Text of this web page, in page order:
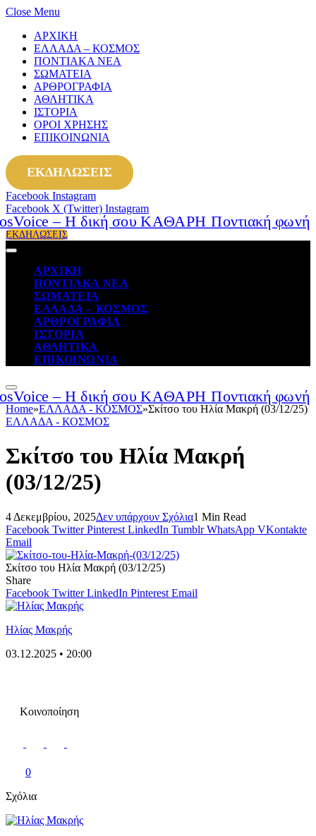
Close Menu
ΑΡΧΙΚΗ
ΕΛΛΑΔΑ – ΚΟΣΜΟΣ
ΠΟΝΤΙΑΚΑ ΝΕΑ
ΣΩΜΑΤΕΙΑ
ΑΡΘΡΟΓΡΑΦΙΑ
ΑΘΛΗΤΙΚΑ
ΙΣΤΟΡΙΑ
ΟΡΟΙ ΧΡΗΣΗΣ
ΕΠΙΚΟΙΝΩΝΙΑ
ΕΚΔΗΛΩΣΕΙΣ
Facebook Instagram
Facebook X (Twitter) Instagram
ΕΚΔΗΛΩΣΕΙΣ
ΑΡΧΙΚΗ
ΠΟΝΤΙΑΚΑ ΝΕΑ
ΣΩΜΑΤΕΙΑ
ΕΛΛΑΔΑ – ΚΟΣΜΟΣ
ΑΡΘΡΟΓΡΑΦΙΑ
ΙΣΤΟΡΙΑ
ΑΘΛΗΤΙΚΑ
ΕΠΙΚΟΙΝΩΝΙΑ
Home»ΕΛΛΑΔΑ - ΚΟΣΜΟΣ»Σκίτσο του Ηλία Μακρή (03/12/25)
ΕΛΛΑΔΑ - ΚΟΣΜΟΣ
Σκίτσο του Ηλία Μακρή
(03/12/25)
4 Δεκεμβρίου, 2025Δεν υπάρχουν Σχόλια1 Min Read
Facebook Twitter Pinterest LinkedIn Tumblr WhatsApp VKontakte
Email
Σκίτσο του Ηλία Μακρή (03/12/25)
Share
Facebook Twitter LinkedIn Pinterest Email
Ηλίας Μακρής
03.12.2025 • 20:00
Κοινοποίηση
0
Σχόλια